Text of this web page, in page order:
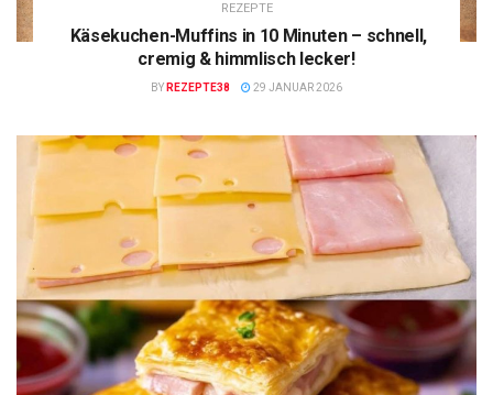
REZEPTE
Käsekuchen-Muffins in 10 Minuten – schnell,
cremig & himmlisch lecker!
BY REZEPTE38 29 JANUAR 2026